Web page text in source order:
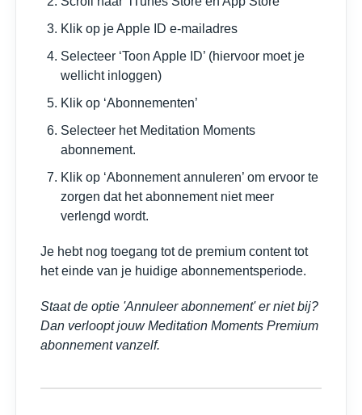
Klik op je Apple ID e-mailadres
Selecteer ‘Toon Apple ID’ (hiervoor moet je
wellicht inloggen)
Klik op ‘Abonnementen’
Selecteer het Meditation Moments
abonnement.
Klik op ‘Abonnement annuleren’ om ervoor te
zorgen dat het abonnement niet meer
verlengd wordt.
Je hebt nog toegang tot de premium content tot
het einde van je huidige abonnementsperiode.
Staat de optie 'Annuleer abonnement' er niet bij?
Dan verloopt jouw Meditation Moments Premium
abonnement vanzelf.